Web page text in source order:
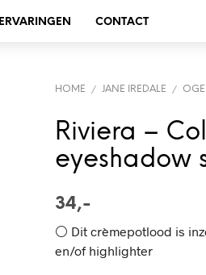
ERVARINGEN CONTACT
HOME / JANE IREDALE /
Riviera –
eyeshadow
34,-
⚪️ Dit crèmepotlood is
en/of highlighter